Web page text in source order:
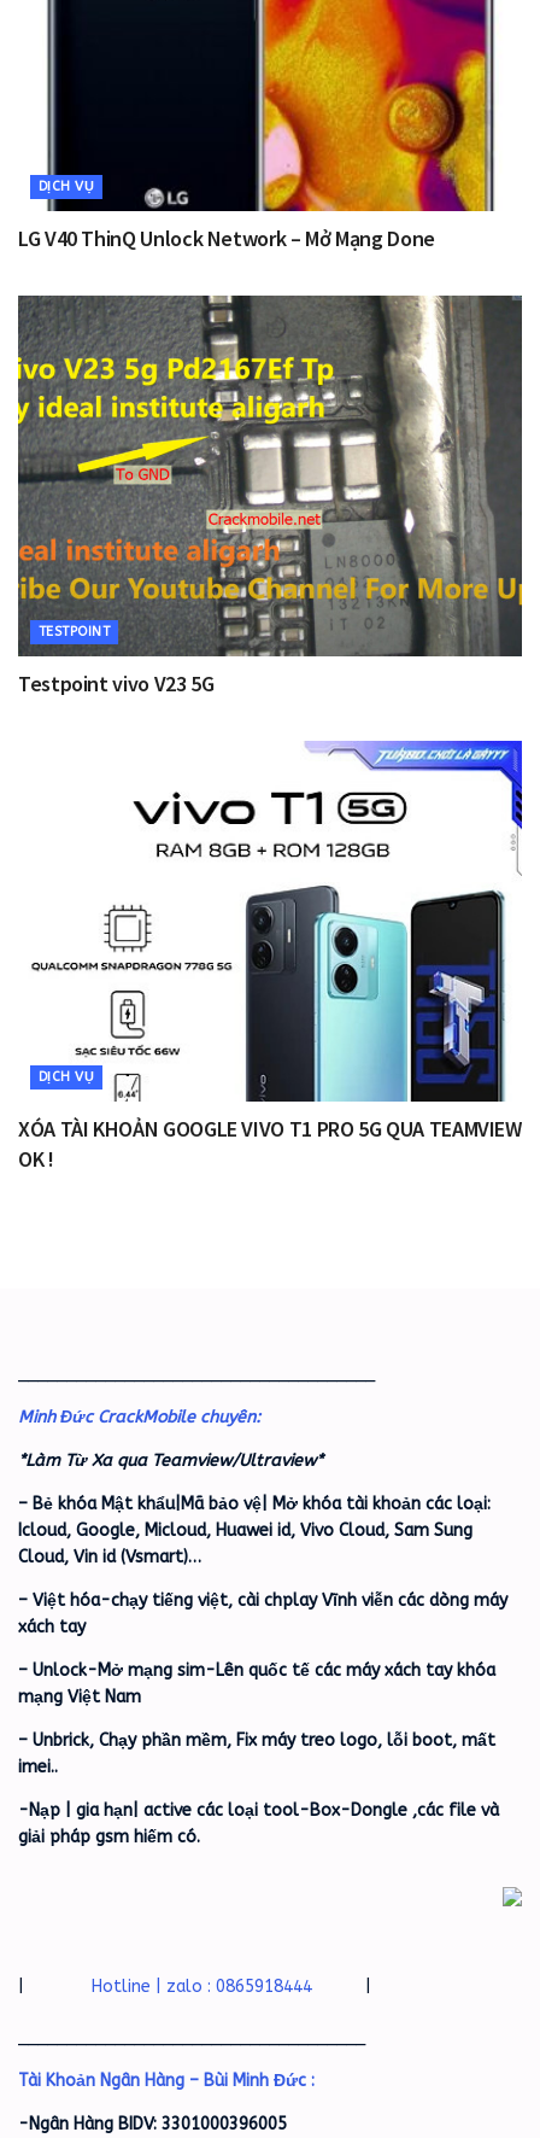
DỊCH VỤ
LG V40 ThinQ Unlock Network – Mở Mạng Done
TESTPOINT
Testpoint vivo V23 5G
DỊCH VỤ
XÓA TÀI KHOẢN GOOGLE VIVO T1 PRO 5G QUA TEAMVIEW
OK !
Minh Đức CrackMobile chuyên:
*Làm Từ Xa qua Teamview/Ultraview*
– Bẻ khóa Mật khẩu|Mã bảo vệ| Mở khóa tài khoản các loại:
Icloud, Google, Micloud, Huawei id, Vivo Cloud, Sam Sung
Cloud, Vin id (Vsmart)…
– Việt hóa-chạy tiếng việt, cài chplay Vĩnh viễn các dòng máy
xách tay
– Unlock-Mở mạng sim-Lên quốc tế các máy xách tay khóa
mạng Việt Nam
– Unbrick, Chạy phần mềm, Fix máy treo logo, lỗi boot, mất
imei..
-Nạp | gia hạn| active các loại tool-Box-Dongle ,các file và
giải pháp gsm hiếm có.
Hotline | zalo : 0865918444
Tài Khoản Ngân Hàng – Bùi Minh Đức :
-Ngân Hàng BIDV: 3301000396005